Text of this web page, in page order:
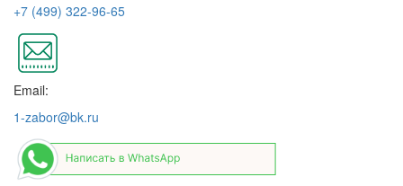
+7 (499) 322-96-65
Email:
1-zabor@bk.ru